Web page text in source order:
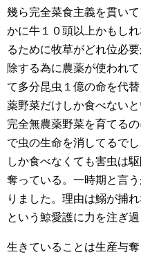
幾ら完全菜食主義を貫い
かに牛１０頭以上かもし
るために牧草がどれ位必
除する為に農薬が使われ
て多分昆虫１億の命を代
薬野菜だけしか食べない
完全無農薬野菜を育てる
で虫の生命を消してるで
しか食べなくても害虫は
奪っている。一時期と言
りました。理由は鰯が捕
という鯨愛護に力を注ぎ過
生きていることは生産与